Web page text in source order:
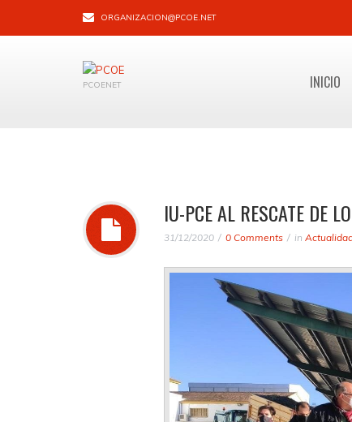
ORGANIZACION@PCOE.NET
PCOENET INICIO
IU-PCE AL RESCATE DE
31/12/2020 0 Comments in